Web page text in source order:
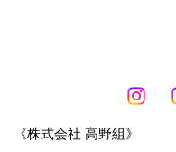
《株式会社 高野組》